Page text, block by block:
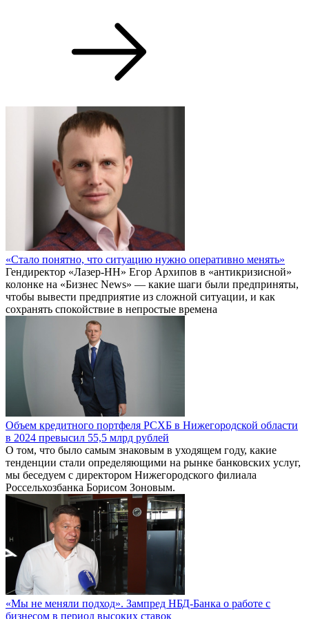
«Стало понятно, что ситуацию нужно оперативно менять»
Гендиректор «Лазер-НН» Егор Архипов в «антикризисной»
колонке на «Бизнес News» — какие шаги были предприняты,
чтобы вывести предприятие из сложной ситуации, и как
сохранять спокойствие в непростые времена
Объем кредитного портфеля РСХБ в Нижегородской области
в 2024 превысил 55,5 млрд рублей
О том, что было самым знаковым в уходящем году, какие
тенденции стали определяющими на рынке банковских услуг,
мы беседуем с директором Нижегородского филиала
Россельхозбанка Борисом Зоновым.
«Мы не меняли подход». Зампред НБД-Банка о работе с
бизнесом в период высоких ставок